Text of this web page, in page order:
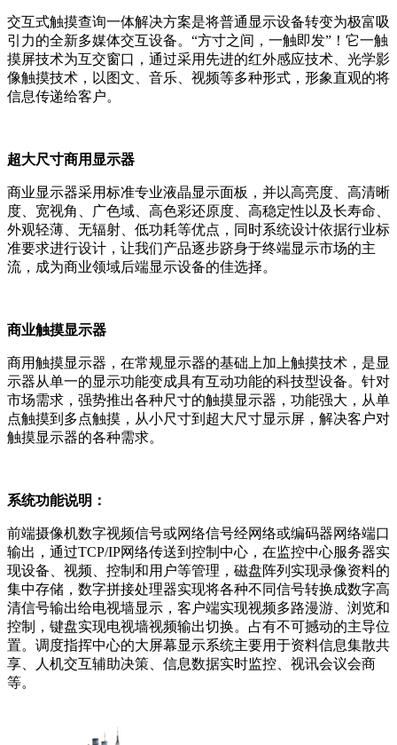
交互式触摸查询一体解决方案是将普通显示设备转变为极富吸
引力的全新多媒体交互设备。“方寸之间，一触即发”！它一触
摸屏技术为互交窗口，通过采用先进的红外感应技术、光学影
像触摸技术，以图文、音乐、视频等多种形式，形象直观的将
信息传递给客户。
超大尺寸商用显示器
商业显示器采用标准专业液晶显示面板，并以高亮度、高清晰
度、宽视角、广色域、高色彩还原度、高稳定性以及长寿命、
外观轻薄、无辐射、低功耗等优点，同时系统设计依据行业标
准要求进行设计，让我们产品逐步跻身于终端显示市场的主
流，成为商业领域后端显示设备的佳选择。
商业触摸显示器
商用触摸显示器，在常规显示器的基础上加上触摸技术，是显
示器从单一的显示功能变成具有互动功能的科技型设备。针对
市场需求，强势推出各种尺寸的触摸显示器，功能强大，从单
点触摸到多点触摸，从小尺寸到超大尺寸显示屏，解决客户对
触摸显示器的各种需求。
系统功能说明：
前端摄像机数字视频信号或网络信号经网络或编码器网络端口
输出，通过TCP/IP网络传送到控制中心，在监控中心服务器实
现设备、视频、控制和用户等管理，磁盘阵列实现录像资料的
集中存储，数字拼接处理器实现将各种不同信号转换成数字高
清信号输出给电视墙显示，客户端实现视频多路漫游、浏览和
控制，键盘实现电视墙视频输出切换。占有不可撼动的主导位
置。调度指挥中心的大屏幕显示系统主要用于资料信息集散共
享、人机交互辅助决策、信息数据实时监控、视讯会议会商
等。